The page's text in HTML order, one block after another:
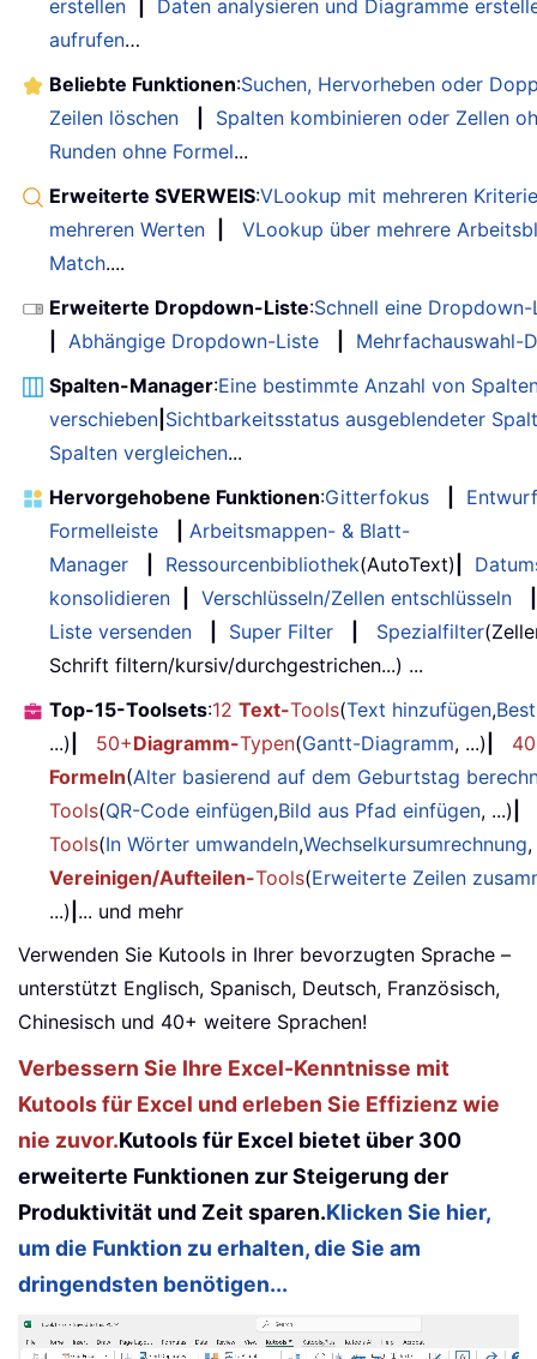
erstellen
Daten analysieren und Diagramme
aufrufen…
Beliebte Funktionen:Suchen, Hervorheben oder
Zeilen löschen
Spalten kombinieren oder Zellen
Runden ohne Formel...
Erweiterte SVERWEIS:VLookup mit mehreren
mehreren Werten
VLookup über mehrere
Match....
Erweiterte Dropdown-Liste:Schnell eine
Abhängige Dropdown-Liste
Mehrfachauswahl-
Spalten-Manager:Eine bestimmte Anzahl von
verschieben Sichtbarkeitsstatus ausgeblendeter
Spalten vergleichen...
Hervorgehobene Funktionen:Gitterfokus
Entwurf
Formelleiste
Arbeitsmappen- & Blatt-
Manager
Ressourcenbibliothek(AutoText)
konsolidieren
Verschlüsseln/Zellen entschlüsseln
Liste versenden
Super Filter Spezialfilter
Schrift filtern/kursiv/durchgestrichen...) ...
Top-15-Toolsets:12 Text-Tools(Text hinzufügen,
...)
50+Diagramm-Typen(Gantt-Diagramm, ...)
Formeln(Alter basierend auf dem Geburtstag
Tools(QR-Code einfügen,Bild aus Pfad einfügen, ...)
Tools(In Wörter umwandeln,Wechselkursumrechnung
Vereinigen/Aufteilen-Tools(Erweiterte Zeilen
...) ... und mehr
Verwenden Sie Kutools in Ihrer bevorzugten Sprache –
unterstützt Englisch, Spanisch, Deutsch, Französisch,
Chinesisch und 40+ weitere Sprachen!
Verbessern Sie Ihre Excel-Kenntnisse mit
Kutools für Excel und erleben Sie Effizienz wie
nie zuvor.Kutools für Excel bietet über 300
erweiterte Funktionen zur Steigerung der
Produktivität und Zeit sparen.Klicken Sie hier,
um die Funktion zu erhalten, die Sie am
dringendsten benötigen...